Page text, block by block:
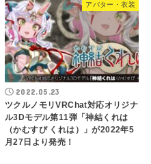
アバター・衣装
2022.05.23
ツクルノモリVRChat対応オリジナ
ル3Dモデル第11弾「神結くれは
（かむすび くれは）」が2022年5
月27日より発売！